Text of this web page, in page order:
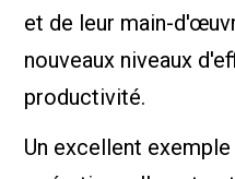
et de leur main-
nouveaux niveaux
productivité.
Un excellent